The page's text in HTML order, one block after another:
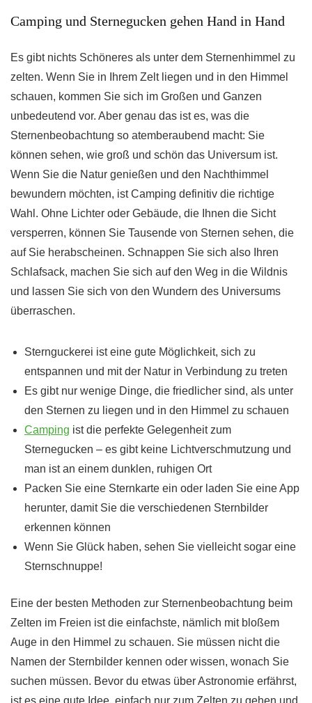
Camping und Sternegucken gehen Hand in Hand
Es gibt nichts Schöneres als unter dem Sternenhimmel zu
zelten. Wenn Sie in Ihrem Zelt liegen und in den Himmel
schauen, kommen Sie sich im Großen und Ganzen
unbedeutend vor. Aber genau das ist es, was die
Sternenbeobachtung so atemberaubend macht: Sie
können sehen, wie groß und schön das Universum ist.
Wenn Sie die Natur genießen und den Nachthimmel
bewundern möchten, ist Camping definitiv die richtige
Wahl. Ohne Lichter oder Gebäude, die Ihnen die Sicht
versperren, können Sie Tausende von Sternen sehen, die
auf Sie herabscheinen. Schnappen Sie sich also Ihren
Schlafsack, machen Sie sich auf den Weg in die Wildnis
und lassen Sie sich von den Wundern des Universums
überraschen.
Sternguckerei ist eine gute Möglichkeit, sich zu
entspannen und mit der Natur in Verbindung zu treten
Es gibt nur wenige Dinge, die friedlicher sind, als unter
den Sternen zu liegen und in den Himmel zu schauen
Camping ist die perfekte Gelegenheit zum
Sternegucken – es gibt keine Lichtverschmutzung und
man ist an einem dunklen, ruhigen Ort
Packen Sie eine Sternkarte ein oder laden Sie eine App
herunter, damit Sie die verschiedenen Sternbilder
erkennen können
Wenn Sie Glück haben, sehen Sie vielleicht sogar eine
Sternschnuppe!
Eine der besten Methoden zur Sternenbeobachtung beim
Zelten im Freien ist die einfachste, nämlich mit bloßem
Auge in den Himmel zu schauen. Sie müssen nicht die
Namen der Sternbilder kennen oder wissen, wonach Sie
suchen müssen. Bevor du etwas über Astronomie erfährst,